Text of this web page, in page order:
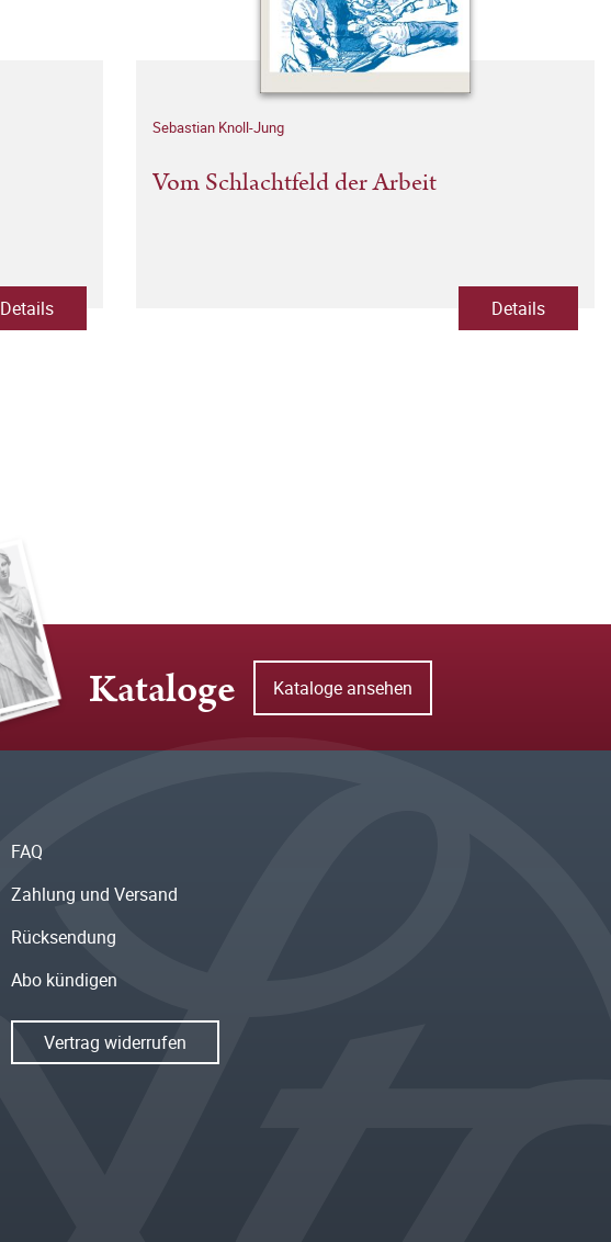
Details
Sebastian Knoll-Jung
Vom Schlachtfeld der Arbeit
Details
Kataloge Kataloge ansehen
FAQ
Zahlung und Versand
Rücksendung
Abo kündigen
Vertrag widerrufen